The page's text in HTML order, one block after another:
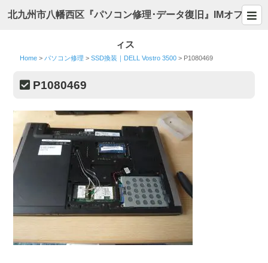
北九州市八幡西区『パソコン修理･データ復旧』IMオフ
ィス
Home > パソコン修理 >SSD換装｜DELL Vostro 3500 > P1080469
P1080469